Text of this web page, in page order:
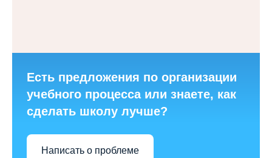
Есть предложения по организации
учебного процесса или знаете, как
сделать школу лучше?
Написать о проблеме